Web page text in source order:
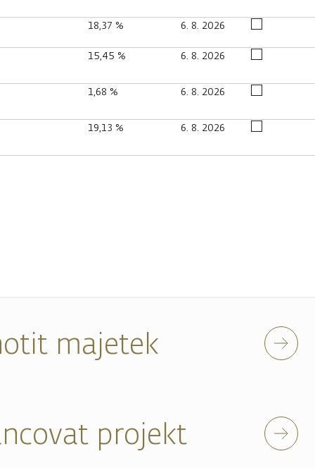
18,37 % 6. 8. 2026
15,45 % 6. 8. 2026
1,68 % 6. 8. 2026
19,13 % 6. 8. 2026
majetek
projekt